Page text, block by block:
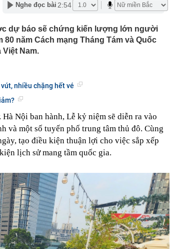
động được hỗ trợ tới 4,5 triệu đồng/tháng
37 tuổi, tậu biệt thự 4 tầng đẹp ngất
tại châu Âu từ năm 2030
Nam
nhẹ
hóa Việt Nam an toàn: Kênh dẫn vốn
xung đột với Ukraine
tốc, phấn đấu thông xe trước Tết
Nghe đọc bài 2:54
dự báo sẽ chứng kiến lượng lớn người
năm Cách mạng Tháng Tám và Quốc
Nam.
nhiều chặng hết vé
Nội ban hành, Lễ kỷ niệm sẽ diễn ra vào
và một số tuyến phố trung tâm thủ đô. Cùng
tạo điều kiện thuận lợi cho việc sắp xếp
lịch sử mang tầm quốc gia.